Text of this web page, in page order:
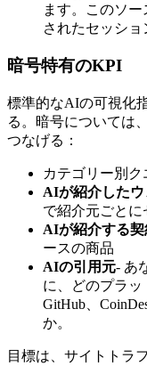
ます。このソ
されたセッショ
暗号特有のKPI
標準的なAIの可視化
る。暗号については
つなげる：
カテゴリー別ク
AIが紹介した
で紹介元ごと
AIが紹介する契
ースの商品
AIの引用元- あ
に、どのプラッ
GitHub、
か。
目標は、サイトトラ